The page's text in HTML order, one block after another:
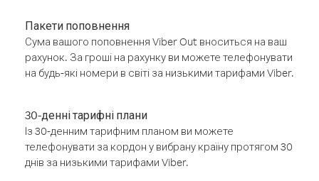
Пакети поповнення
Сума вашого поповнення Viber Out вноситься на ваш
рахунок. За гроші на рахунку ви можете телефонувати
на будь-які номери в світі за низькими тарифами Viber.
30-денні тарифні плани
Із 30-денним тарифним планом ви можете
телефонувати за кордон у вибрану країну протягом 30
днів за низькими тарифами Viber.